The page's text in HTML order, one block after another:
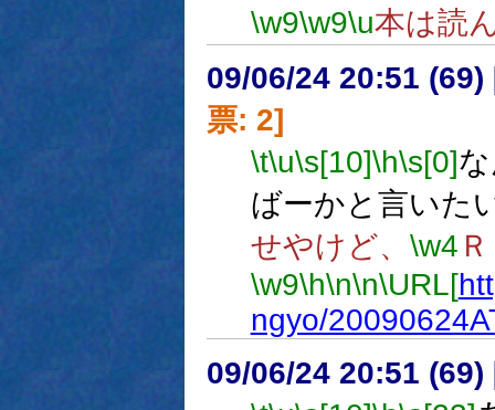
\w9\w9\u本は読
09/06/24 20:51 (69)
票: 2]
\t\u\s[10]\h\s[0]
ばーかと言いた
せやけど、 \w4
\w9\h\n\n\URL[
ngyo/
09/06/24 20:51 (69)